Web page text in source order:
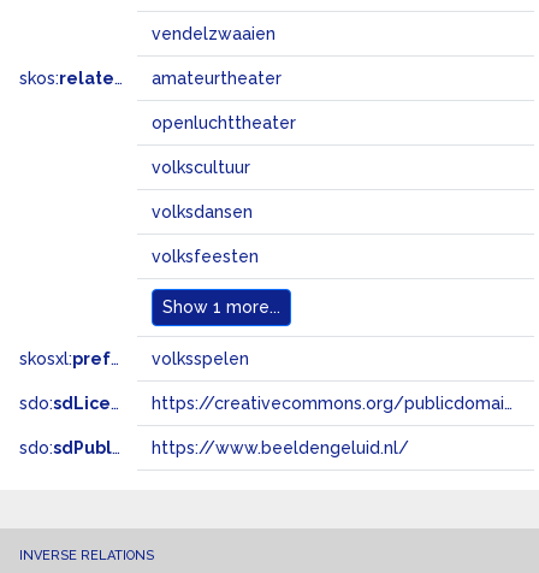
vendelzwaaien
skos:related amateurtheater
openluchttheater
volkscultuur
volksdansen
volksfeesten
Show 1 more...
skosxl:prefLabel volksspelen
sdo:sdLicense https://creativecommons.org/publicdomain/zero/1.0/
sdo:sdPublisher https://www.beeldengeluid.nl/
INVERSE RELATIONS